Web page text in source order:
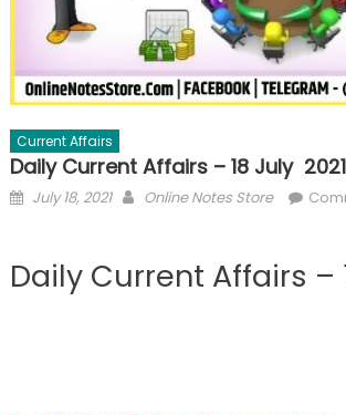
Current Affairs
Daily Current Affairs – 18 July 2021
Posted
July 18, 2021 Author
Online Notes Store
Daily Current Affairs –